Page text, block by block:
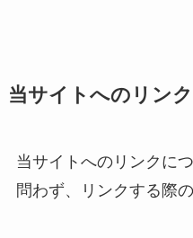
当サイトへのリン
当サイトへのリンクに
問わず、リンクする際